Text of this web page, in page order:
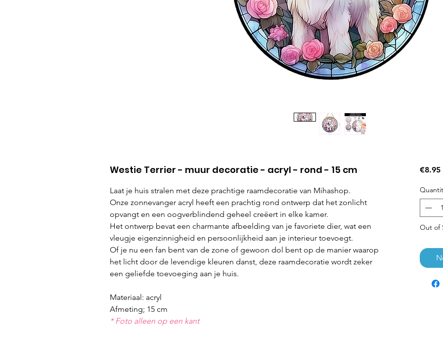
Westie Terrier - muur decoratie - acryl - rond - 15 cm
Laat je huis stralen met deze prachtige raamdecoratie van Mihashop.
Onze zonnevanger acryl heeft een prachtig rond ontwerp dat het zonlicht
opvangt en een oogverblindend geheel creëert in elke kamer.
Het ontwerp bevat een charmante afbeelding van je favoriete dier, wat een
vleugje eigenzinnigheid en persoonlijkheid aan je interieur toevoegt.
Of je nu een fan bent van de zone of gewoon dol bent op de manier waarop
het licht door de levendige kleuren danst, deze raamdecoratie wordt zeker
een geliefde toevoeging aan je huis.
Materiaal: acryl
Afmeting; 15 cm
* Foto alleen op een kant
€8.95
Out of